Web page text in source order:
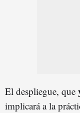
El despliegue, que
implicará a la